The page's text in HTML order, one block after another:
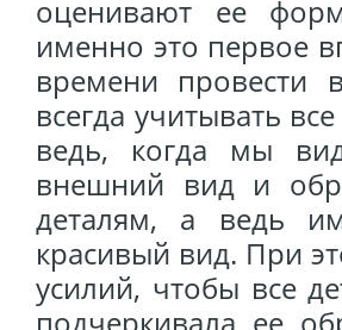
оценивают ее
именно это первое
времени провести
всегда учитывать
ведь, когда мы
внешний вид и
деталям, а ведь
красивый вид. При
усилий, чтобы все